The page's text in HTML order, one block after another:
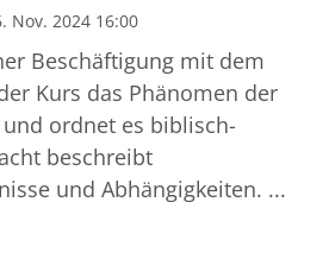
Nov. 2024 16:00
Beschäftigung mit dem
Kurs das Phänomen der
ordnet es biblisch-
beschreibt
und Abhängigkeiten. ...